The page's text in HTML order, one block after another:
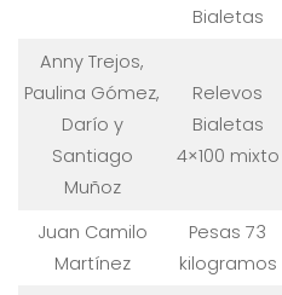
Bialetas
Anny Trejos,
Paulina Gómez,
Darío y
Santiago
Muñoz
Relevos
Bialetas
4×100 mixto
Juan Camilo
Martínez
Pesas 73
kilogramos